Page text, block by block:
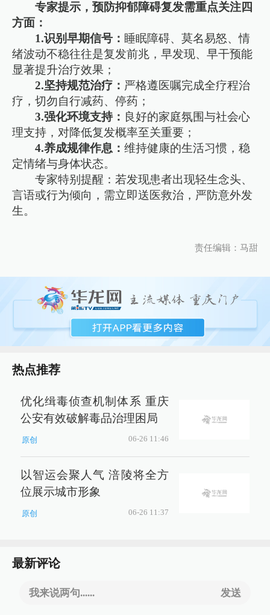
专家提示，预防抑郁障碍复发需重点关注四
方面：
1.识别早期信号： 睡眠障碍、莫名易怒、情
绪波动不稳往往是复发前兆，早发现、早干预能
显著提升治疗效果；
2.坚持规范治疗： 严格遵医嘱完成全疗程治
疗，切勿自行减药、停药；
3.强化环境支持： 良好的家庭氛围与社会心
理支持，对降低复发概率至关重要；
4.养成规律作息：维持健康的生活习惯，稳
定情绪与身体状态。
专家特别提醒：若发现患者出现轻生念头、
言语或行为倾向，需立即送医救治，严防意外发
生。
责任编辑：马甜
热点推荐
优化缉毒侦查机制体系 重庆
公安有效破解毒品治理困局
原创 06-26 11:46
以智运会聚人气 涪陵将全方
位展示城市形象
原创 06-26 11:37
最新评论
我来说两句...... 发送